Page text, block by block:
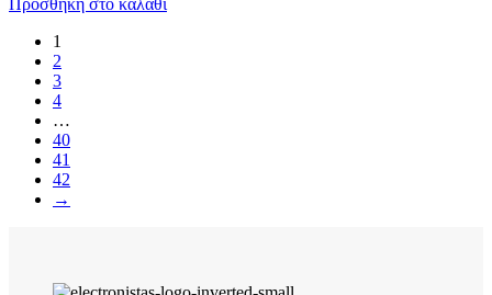
Προσθήκη στο καλάθι
1
2
3
4
…
40
41
42
→